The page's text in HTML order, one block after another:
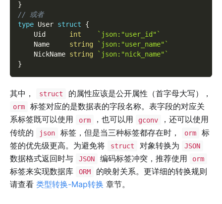
}
// 或者
type User struct
{
    Uid
int
`json:"user_id"`
    Name
string
`json:"user_name"`
    NickName
string
`json:"nick_name"`
}
其中， struct 的属性应该是公开属性（首字母大写），
orm
标签对应的是数据表的字段名称。表字段的对应关
系标签既可以使用
orm ，也可以用 gconv
，还可以使用
传统的
json 标签，但是当三种标签都存在时， orm
标
签的优先级更高。为避免将
struct 对象转换为 JSON
数据格式返回时与 JSON 编码标签冲突，推荐使用 orm
标签来实现数据库 ORM
的映射关系。更详细的转换规则
请查看 类型转换-Map转换 章节。